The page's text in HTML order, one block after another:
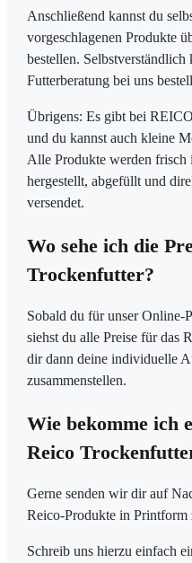
Anschließend kannst du
vorgeschlagenen Produkte
bestellen. Selbstverständlich
Futterberatung bei uns
Übrigens: Es gibt bei
und du kannst auch kleine
Alle Produkte werden frisch
hergestellt, abgefüllt und
versendet.
Wo sehe ich die
Trockenfutter?
Sobald du für unser Online-
siehst du alle Preise für das
dir dann deine individuelle
zusammenstellen.
Wie bekomme ich
Reico
Gerne senden wir dir auf
Reico-Produkte in Printform
Schreib uns hierzu einfach